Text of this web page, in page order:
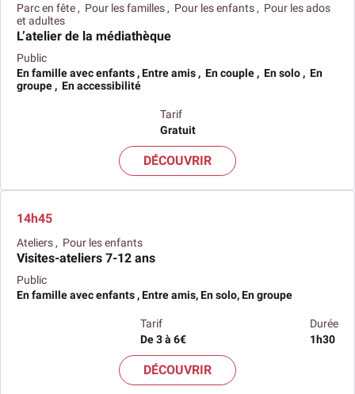
Parc en fête , Pour les familles , Pour les enfants , Pour les ados
et adultes
L’atelier de la médiathèque
Public
En famille avec enfants , Entre amis , En couple , En solo , En
groupe , En accessibilité
Tarif
Gratuit
DÉCOUVRIR
14h45
Ateliers , Pour les enfants
Visites-ateliers 7-12 ans
Public
En famille avec enfants , Entre amis, En solo, En groupe
Durée
1h30
Tarif
De 3 à 6€
DÉCOUVRIR